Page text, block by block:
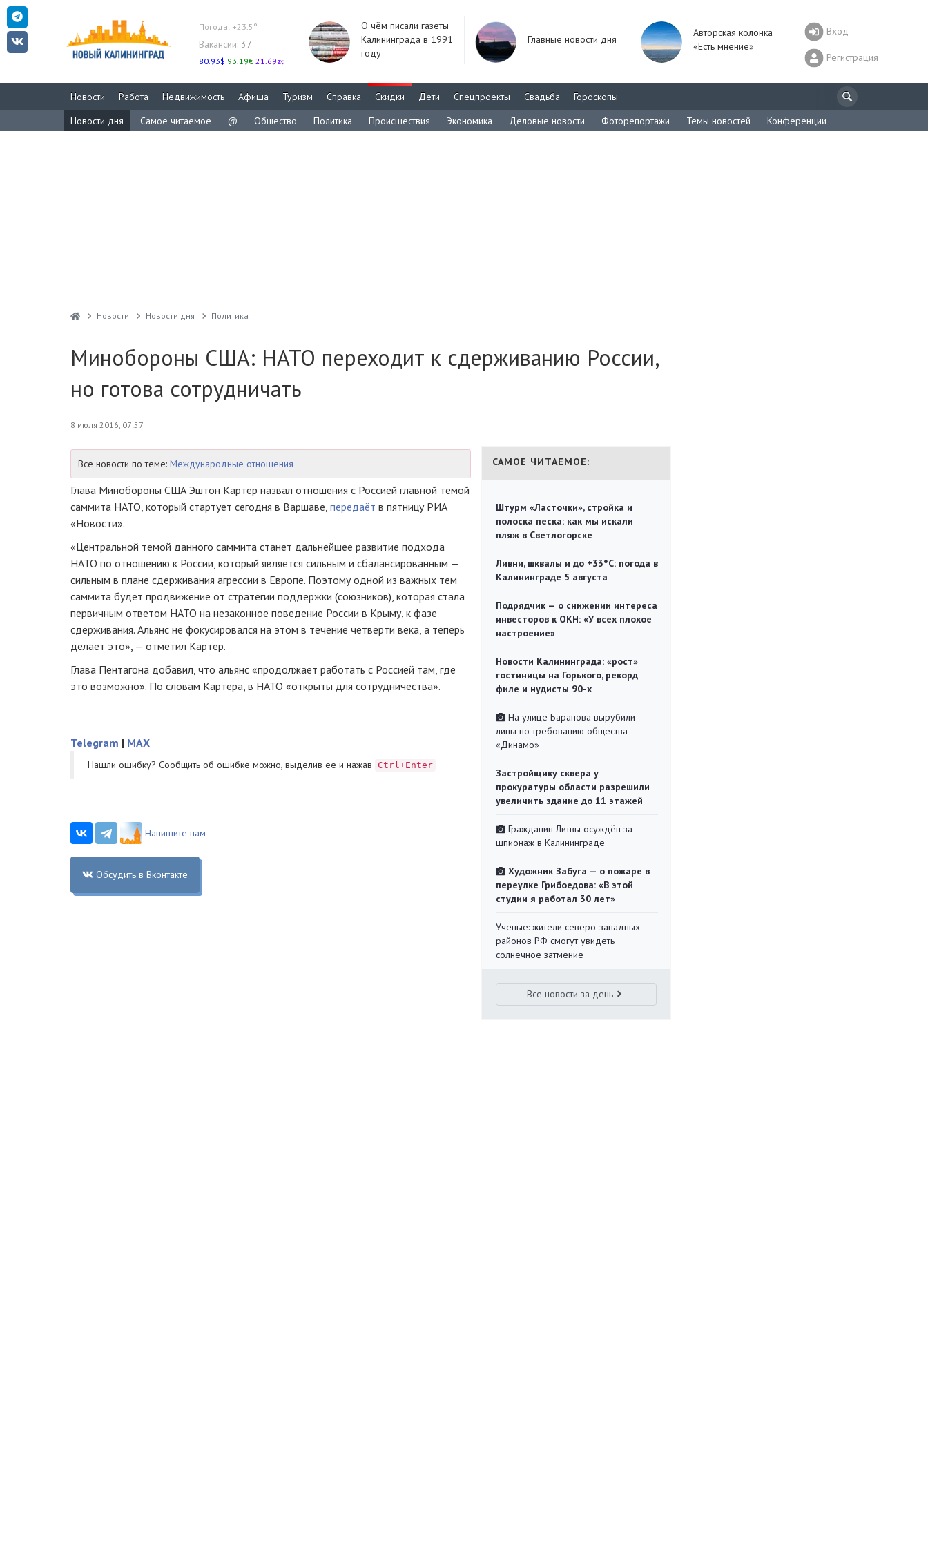
Погода: +23.5°
Вакансии: 37
80.93$ 93.19€ 21.69zł
О чём писали газеты
Калининграда в 1991
году
Главные новости дня
Авторская колонка
«Есть мнение»
Вход
Регистрация
Новости Работа Недвижимость Афиша Туризм Справка Скидки Дети Спецпроекты Свадьба
Гороскопы
Новости дня
Самое читаемое @ Общество Политика Происшествия Экономика Деловые новости Фоторепортажи Темы новостей Конференции
Новости Новости дня Политика
Минобороны США: НАТО переходит к сдерживанию России,
но готова сотрудничать
8 июля 2016, 07:57
Все новости по теме: Международные отношения
Глава Минобороны США Эштон Картер назвал отношения с Россией главной темой
саммита НАТО, который стартует сегодня в Варшаве, передаёт в пятницу РИА
«Новости».
«Центральной темой данного саммита станет дальнейшее развитие подхода
НАТО по отношению к России, который является сильным и сбалансированным —
сильным в плане сдерживания агрессии в Европе. Поэтому одной из важных тем
саммита будет продвижение от стратегии поддержки (союзников), которая стала
первичным ответом НАТО на незаконное поведение России в Крыму, к фазе
сдерживания. Альянс не фокусировался на этом в течение четверти века, а теперь
делает это», — отметил Картер.
Глава Пентагона добавил, что альянс «продолжает работать с Россией там, где
это возможно». По словам Картера, в НАТО «открыты для сотрудничества».
Telegram | MAX
Нашли ошибку? Cообщить об ошибке можно, выделив ее и нажав Ctrl+Enter
Напишите нам
Обсудить в Вконтакте
САМОЕ ЧИТАЕМОЕ:
Штурм «Ласточки», стройка и
полоска песка: как мы искали
пляж в Светлогорске
Ливни, шквалы и до +33°С: погода в
Калининграде 5 августа
Подрядчик — о снижении интереса
инвесторов к ОКН: «У всех плохое
настроение»
Новости Калининграда: «рост»
гостиницы на Горького, рекорд
филе и нудисты 90-х
На улице Баранова вырубили
липы по требованию общества
«Динамо»
Застройщику сквера у
прокуратуры области разрешили
увеличить здание до 11 этажей
Гражданин Литвы осуждён за
шпионаж в Калининграде
Художник Забуга — о пожаре в
переулке Грибоедова: «В этой
студии я работал 30 лет»
Ученые: жители северо-западных
районов РФ смогут увидеть
солнечное затмение
Все новости за день